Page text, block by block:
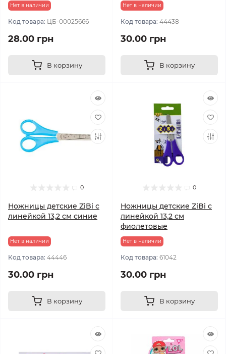
Нет в наличии
Код товара: ЦБ-00025666
28.00 грн
В корзину
Нет в наличии
Код товара: 44438
30.00 грн
В корзину
0
Ножницы детские ZiBi с
линейкой 13,2 см синие
Нет в наличии
Код товара: 44446
30.00 грн
В корзину
0
Ножницы детские ZiBi с
линейкой 13,2 см
фиолетовые
Нет в наличии
Код товара: 61042
30.00 грн
В корзину